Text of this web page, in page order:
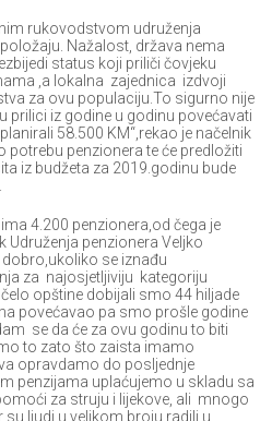
rukovodstvom udruženja
Nažalost, država nema
status koji priliči čovjeku
,a lokalna zajednica izdvoji
za ovu populaciju.To sigurno nije
prilici iz godine u godinu povećavati
58.500 KM“,rekao je načelnik
potrebu penzionera te će predložiti
iz budžeta za 2019.godinu bude
4.200 penzionera,od čega je
Udruženja penzionera Veljko
se iznađu
za najosjetljiviju kategoriju
opštine dobijali smo 44 hiljade
povećavao pa smo prošle godine
se da će za ovu godinu to biti
to zato što zaista imamo
opravdamo do posljednje
penzijama uplaćujemo u skladu sa
za struju i lijekove, ali mnogo
ljudi u velikom broju radili u